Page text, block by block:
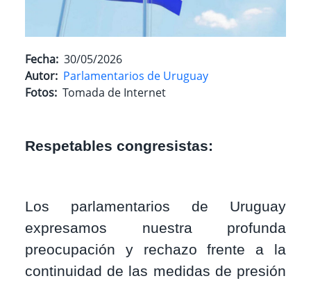
Fecha 30/05/2026
Autor Parlamentarios de Uruguay
Fotos Tomada de Internet
Respetables congresistas:
Los parlamentarios de Uruguay
expresamos nuestra profunda
preocupación y rechazo frente a la
continuidad de las medidas de presión